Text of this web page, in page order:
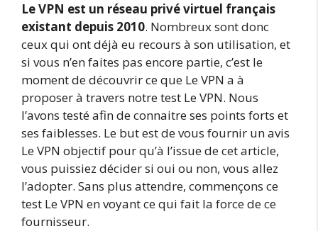
Le VPN est un réseau privé virtuel français
existant depuis 2010. Nombreux sont donc
ceux qui ont déjà eu recours à son utilisation, et
si vous n’en faites pas encore partie, c’est le
moment de découvrir ce que Le VPN a à
proposer à travers notre test Le VPN. Nous
l’avons testé afin de connaitre ses points forts et
ses faiblesses. Le but est de vous fournir un avis
Le VPN objectif pour qu’à l’issue de cet article,
vous puissiez décider si oui ou non, vous allez
l’adopter. Sans plus attendre, commençons ce
test Le VPN en voyant ce qui fait la force de ce
fournisseur.